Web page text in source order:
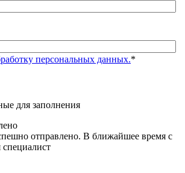
персональных данных.*
для заполнения
отправлено. В ближайшее время с